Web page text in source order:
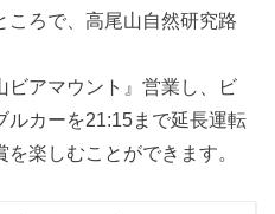
ころで、高尾山自然研究路
ビアマウント』営業し、ビ
ルカーを21:15まで延長運転
楽しむことができます。